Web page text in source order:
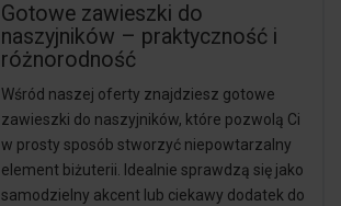
Gotowe zawieszki do
naszyjników – praktyczność i
różnorodność
Wśród naszej oferty znajdziesz gotowe
zawieszki do naszyjników, które pozwolą Ci
w prosty sposób stworzyć niepowtarzalny
element biżuterii. Idealnie sprawdzą się jako
samodzielny akcent lub ciekawy dodatek do